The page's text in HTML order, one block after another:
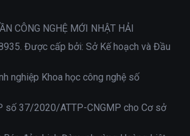
CÔNG NGHỆ MỚI NHẬT HẢI
Được cấp bởi: Sở Kế hoạch và Đầu
nghiệp Khoa học công nghệ số
số 37/2020/ATTP-CNGMP cho Cơ sở